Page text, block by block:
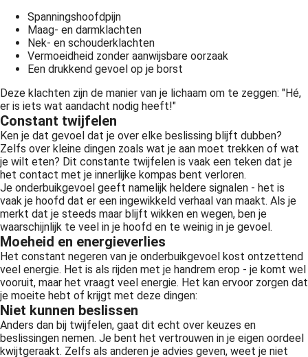
Spanningshoofdpijn
Maag- en darmklachten
Nek- en schouderklachten
Vermoeidheid zonder aanwijsbare oorzaak
Een drukkend gevoel op je borst
Deze klachten zijn de manier van je lichaam om te zeggen: "Hé,
er is iets wat aandacht nodig heeft!"
Constant twijfelen
Ken je dat gevoel dat je over elke beslissing blijft dubben?
Zelfs over kleine dingen zoals wat je aan moet trekken of wat
je wilt eten? Dit constante twijfelen is vaak een teken dat je
het contact met je innerlijke kompas bent verloren.
Je onderbuikgevoel geeft namelijk heldere signalen - het is
vaak je hoofd dat er een ingewikkeld verhaal van maakt. Als je
merkt dat je steeds maar blijft wikken en wegen, ben je
waarschijnlijk te veel in je hoofd en te weinig in je gevoel.
Moeheid en energieverlies
Het constant negeren van je onderbuikgevoel kost ontzettend
veel energie. Het is als rijden met je handrem erop - je komt wel
vooruit, maar het vraagt veel energie. Het kan ervoor zorgen dat
je moeite hebt of krijgt met deze dingen:
Niet kunnen beslissen
Anders dan bij twijfelen, gaat dit echt over keuzes en
beslissingen nemen. Je bent het vertrouwen in je eigen oordeel
kwijtgeraakt. Zelfs als anderen je advies geven, weet je niet